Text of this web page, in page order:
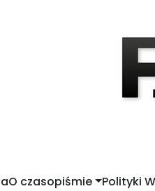
O czasopiśmie Polityki